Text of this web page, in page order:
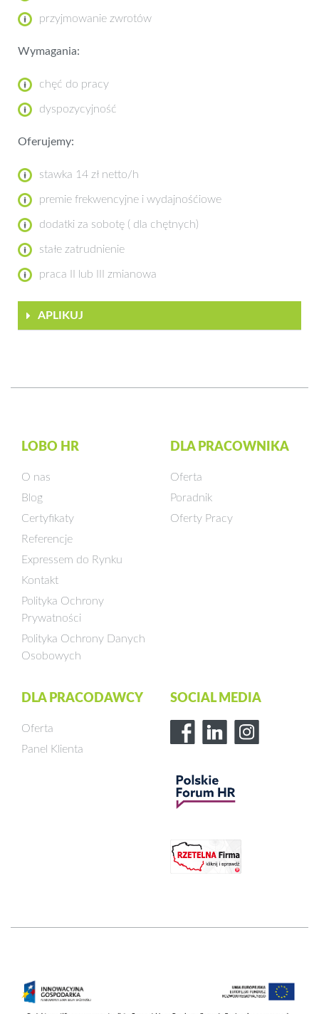
przyjmowanie zwrotów
Wymagania:
chęć do pracy
dyspozycyjność
Oferujemy:
stawka 14 zł netto/h
premie frekwencyjne i wydajnośćiowe
dodatki za sobotę ( dla chętnych)
stałe zatrudnienie
praca II lub III zmianowa
APLIKUJ
LOBO HR
O nas
Blog
Certyfikaty
Referencje
Expressem do Rynku
Kontakt
Polityka Ochrony
Prywatności
Polityka Ochrony Danych
Osobowych
DLA PRACOWNIKA
Oferta
Poradnik
Oferty Pracy
DLA PRACODAWCY
Oferta
Panel Klienta
SOCIAL MEDIA